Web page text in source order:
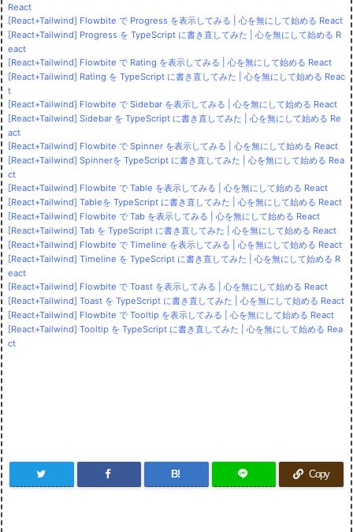
React
[React+Tailwind] Flowbite で Progress を表示してみる | 心を無にして始める React
[React+Tailwind] Progress を TypeScript に書き直してみた | 心を無にして始める R
eact
[React+Tailwind] Flowbite で Rating を表示してみる | 心を無にして始める React
[React+Tailwind] Rating を TypeScript に書き直してみた | 心を無にして始める Reac
t
[React+Tailwind] Flowbite で Sidebar を表示してみる | 心を無にして始める React
[React+Tailwind] Sidebar を TypeScript に書き直してみた | 心を無にして始める Re
act
[React+Tailwind] Flowbite で Spinner を表示してみる | 心を無にして始める React
[React+Tailwind] Spinnerを TypeScript に書き直してみた | 心を無にして始める Rea
ct
[React+Tailwind] Flowbite で Table を表示してみる | 心を無にして始める React
[React+Tailwind] Tableを TypeScript に書き直してみた | 心を無にして始める React
[React+Tailwind] Flowbite で Tab を表示してみる | 心を無にして始める React
[React+Tailwind] Tab を TypeScript に書き直してみた | 心を無にして始める React
[React+Tailwind] Flowbite で Timeline を表示してみる | 心を無にして始める React
[React+Tailwind] Timeline を TypeScript に書き直してみた | 心を無にして始める R
eact
[React+Tailwind] Flowbite で Toast を表示してみる | 心を無にして始める React
[React+Tailwind] Toast を TypeScript に書き直してみた | 心を無にして始める React
[React+Tailwind] Flowbite で Tooltip を表示してみる | 心を無にして始める React
[React+Tailwind] Tooltip を TypeScript に書き直してみた | 心を無にして始める Rea
ct
B! Copy